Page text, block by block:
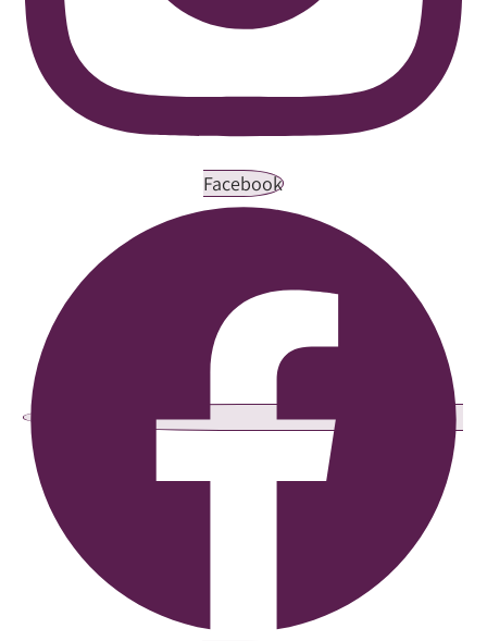
Facebook